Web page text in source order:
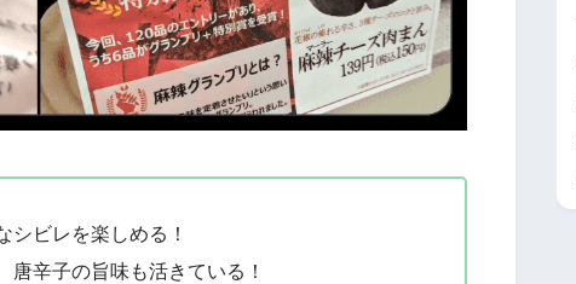
シビレを楽しめる！
辛子の旨味も活きている！